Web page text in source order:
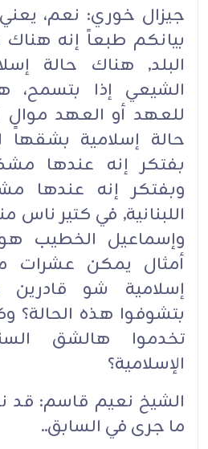
جيزال خوري: نعم،
بيانكم طبعاً إنه هناك
البلد, هناك حالة
الشيعي إذا بتسمح،
للعهد أو العهد
حالة إسلامية بشقها
بفتكر إنه عندها
وبفتكر إنه عندها
اللبنانية, في كتير
وإسماعيل الخطيب
أمثال يمكن عشرات
إسلامية شو
بتشوفوا هذه الحالة؟
تخدموا هالشق
الإسلامية؟‏
الشيخ نعيم قاسم:
ما جرى في السابق..‏